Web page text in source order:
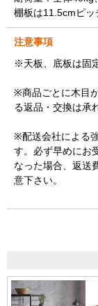
棚板は11.5cmピ
注意事項
※天板、底板は固
※商品ごとに木目
る返品・交換は承
※配送会社による
す。必ず早めにお
なった場合、返送
意下さい。